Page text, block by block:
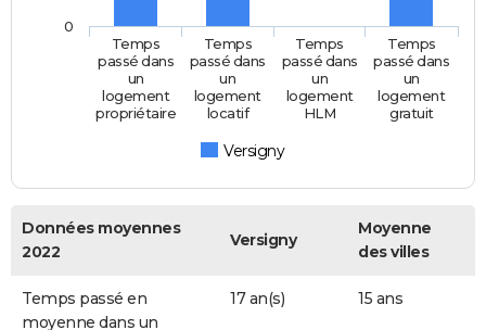
Versigny
Temps
passé dans
un
logement
propriétaire
Temps
passé dans
un
logement
locatif
Temps
passé dans
un
logement
HLM
Temps
passé dans
un
logement
gratuit
0
Données moyennes
2022
Versigny
Moyenne
des villes
Temps passé en
moyenne dans un
17 an(s) 15 ans